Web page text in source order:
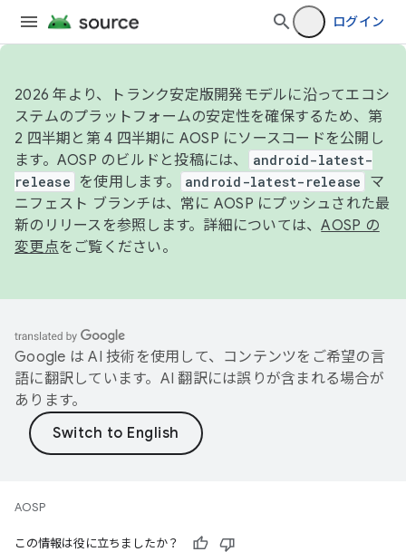
ログイン
2026 年より、トランク安定版開発モデルに沿ってエコシ
ステムのプラットフォームの安定性を確保するため、第
2 四半期と第 4 四半期に AOSP にソースコードを公開し
ます。AOSP のビルドと投稿には、
android-latest-
release
を使用します。 android-latest-release
マ
ニフェスト ブランチは、常に AOSP にプッシュされた最
新のリリースを参照します。詳細については、AOSP の
変更点をご覧ください。
Google は AI 技術を使用して、コンテンツをご希望の言
語に翻訳しています。AI 翻訳には誤りが含まれる場合が
あります。
AOSP
この情報は役に立ちましたか？